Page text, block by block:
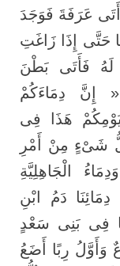
عَرَفَةَ فَوَجَدَ
حَتَّى إِذَا زَاغَتِ
لَهُ فَأَتَى بَطْنَ
إِنَّ دِمَاءَكُمْ
هَذَا فِى
شَىْءٍ مِنْ أَمْرِ
الْجَاهِلِيَّةِ
دَمُ ابْنِ
فِى بَنِى سَعْدٍ
وَأَوَّلُ رِبًا أَضَعُ